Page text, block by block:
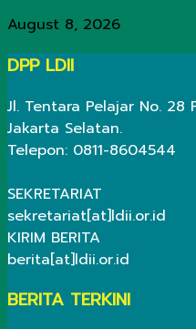
August 8, 2026
DPP LDII
Jl. Tentara Pelajar No. 28
Jakarta Selatan.
Telepon: 0811-8604544
SEKRETARIAT
sekretariat[at]ldii.or.id
KIRIM BERITA
berita[at]ldii.or.id
BERITA TERKINI